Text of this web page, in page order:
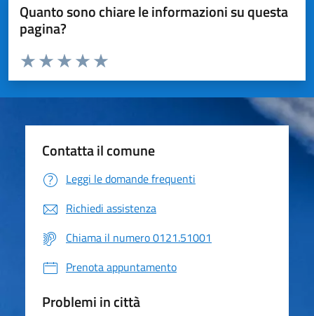
Quanto sono chiare le informazioni su questa
pagina?
Valuta da 1 a 5 stelle la pagina
Valuta 5 stelle su 5
Valuta 4 stelle su 5
Valuta 3 stelle su 5
Valuta 2 stelle su 5
Valuta 1 stelle su 5
Contatta il comune
Leggi le domande frequenti
Richiedi assistenza
Chiama il numero 0121.51001
Prenota appuntamento
Problemi in città